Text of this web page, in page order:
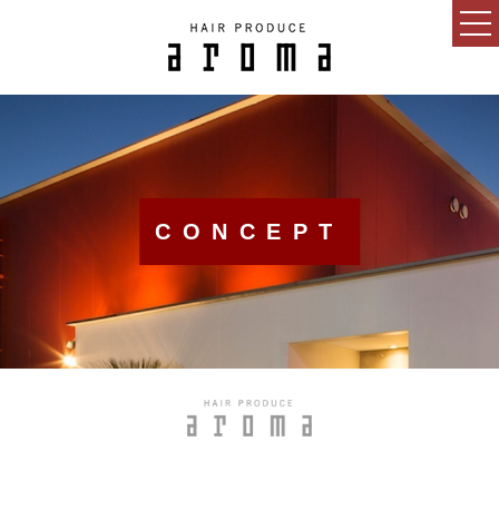
NEWS
MENU
CONCEPT